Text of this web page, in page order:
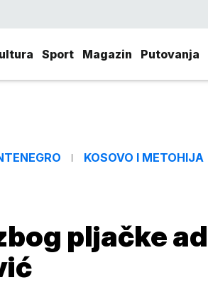
Sport Magazin Putovanja
KOSOVO I METOHIJA
pljačke